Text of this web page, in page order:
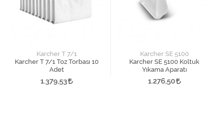
Karcher T 7/1
Karcher T 7/1 Toz Torbası 10
Adet
1.379,53
Karcher SE 5100
Karcher SE 5100 Koltuk
Yıkama Aparatı
1.276,50